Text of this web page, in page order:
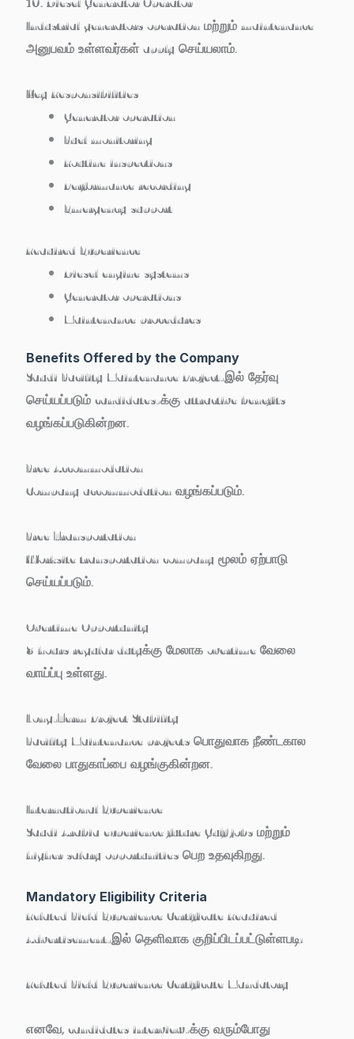
Industrial generators operation மற்றும் maintenance
அனுபவம் உள்ளவர்கள் apply செய்யலாம்.
Key Responsibilities
Generator operation
Fuel monitoring
Routine inspections
Performance recording
Emergency support
Required Experience
Diesel engine systems
Generator operations
Maintenance procedures
Benefits Offered by the Company
Saudi Facility Maintenance Project-இல் தேர்வு
செய்யப்படும் candidates-க்கு attractive benefits
வழங்கப்படுகின்றன.
Free Accommodation
Company accommodation வழங்கப்படும்.
Free Transportation
Worksite transportation company மூலம் ஏற்பாடு
செய்யப்படும்.
Overtime Opportunity
8 hours regular dutyக்கு மேலாக overtime வேலை
வாய்ப்பு உள்ளது.
Long-Term Project Stability
Facility Maintenance projects பொதுவாக நீண்டகால
வேலை பாதுகாப்பை வழங்குகின்றன.
International Experience
Saudi Arabia experience future Gulf jobs மற்றும்
higher salary opportunities பெற உதவுகிறது.
Mandatory Eligibility Criteria
Related Field Experience Certificate Required
Advertisement-இல் தெளிவாக குறிப்பிடப்பட்டுள்ளபடி:
Related Field Experience Certificate Mandatory
எனவே, candidates interview-க்கு வரும்போது